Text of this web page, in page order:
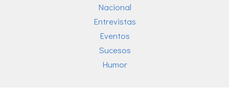
Nacional
Entrevistas
Eventos
Sucesos
Humor